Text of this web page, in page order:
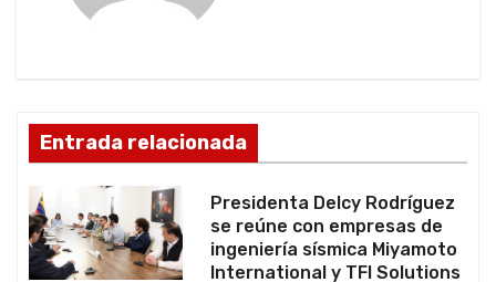
d
e
e
Entrada relacionada
Presidenta Delcy Rodríguez
se reúne con empresas de
ingeniería sísmica Miyamoto
International y TFI Solutions